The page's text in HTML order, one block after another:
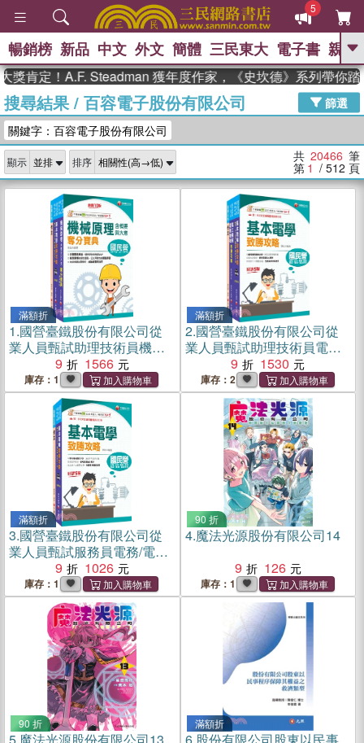
5
GO
熱搜： 東野圭吾 、 The Odyssey 、
父親節 、 如果歷史是一群喵 、 暑期
推薦
念華 、 台灣的李登輝時代 、 數學女
孩：黎曼猜想
偉大的迷走神經
暢銷榜 新品 中文 外文 簡體 三民東大 電子書 親子
！A.F. Steadman 獲年度作家，《史坎德》系列帶你踏上熱
搜尋結果/ 百容電子股份有限公司
篩選
關鍵字：百容電子股份有限公司
顯示 排序 共 20466 筆
第 1 / 512 頁
滿額折
1.國營臺鐵股份有限公司從
業人員甄試助理技術員機械
課文版套書（共三冊）
9 1566
庫存：1
滿額折
2.國營臺鐵股份有限公司從
業人員甄試助理技術員電機
課文版套書（三冊）
9 1530
庫存：2
滿額折
3.國營臺鐵股份有限公司從
業人員甄試服務員電務/電力/
電機課文版套書（共二冊）
9 1026
庫存：1
90 折
4.魔法光源股份有限公司14
9
126
庫存：1
90 折 滿額折